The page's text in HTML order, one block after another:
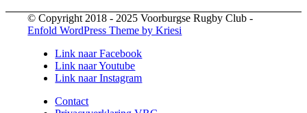
© Copyright 2018 - 2025 Voorburgse Rugby Club -
Enfold WordPress Theme by Kriesi
Link naar Facebook
Link naar Youtube
Link naar Instagram
Contact